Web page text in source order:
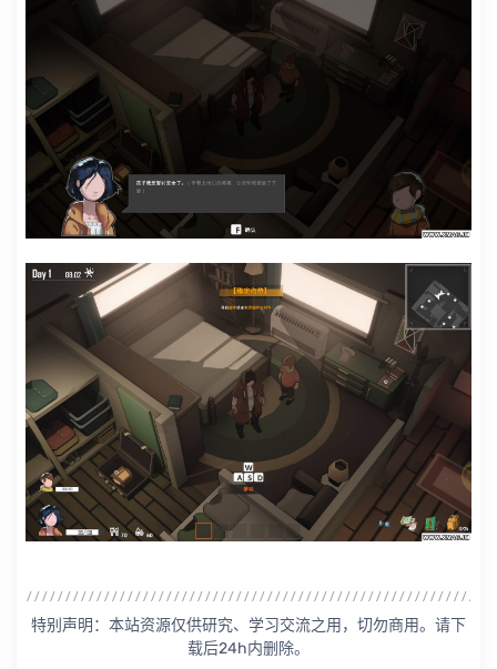
特别声明：本站资源仅供研究、学习交流之用，切勿商用。请下
载后24h内删除。